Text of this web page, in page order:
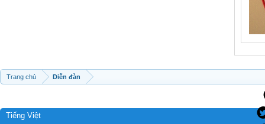
Trang chủ Diễn đàn
Tiếng Việt